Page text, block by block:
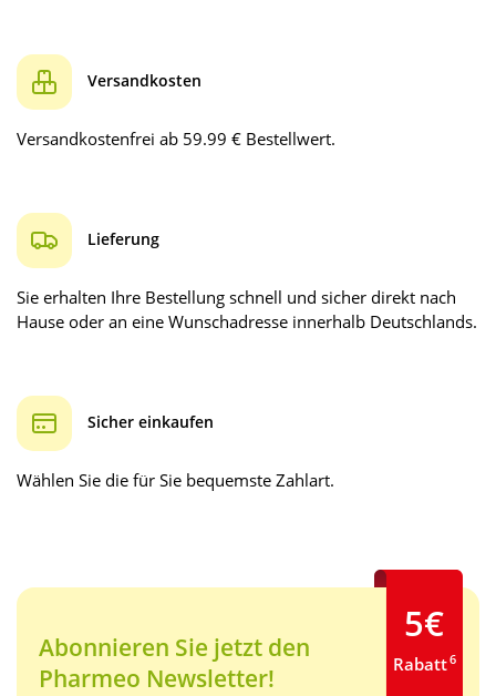
Versandkosten
Versandkostenfrei ab 59.99 € Bestellwert.
Lieferung
Sie erhalten Ihre Bestellung schnell und sicher direkt nach
Hause oder an eine Wunschadresse innerhalb Deutschlands.
Sicher einkaufen
Wählen Sie die für Sie bequemste Zahlart.
Abonnieren Sie jetzt den
Pharmeo Newsletter!
5€
Rabatt6